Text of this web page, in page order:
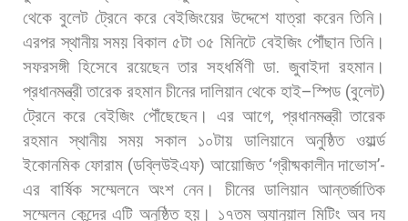
থেকে বুলেট ট্রেনে করে বেইজিংয়ের উদ্দেশে যাত্রা করেন তিনি।
এরপর স্থানীয় সময় বিকাল ৫টা ৩৫ মিনিটে বেইজিং পৌঁছান তিনি।
সফরসঙ্গী হিসেবে রয়েছেন তার সহধর্মিণী ডা. জুবাইদা রহমান।
প্রধানমন্ত্রী তারেক রহমান চীনের দালিয়ান থেকে হাই–স্পিড (বুলেট)
ট্রেনে করে বেইজিং পৌঁছেছেন। এর আগে, প্রধানমন্ত্রী তারেক
রহমান
স্থানীয় সময় সকাল ১০টায় ডালিয়ানে অনুষ্ঠিত
ওয়ার্ল্ড
ইকোনমিক ফোরাম (ডব্লিউইএফ) আয়োজিত‘গ্রীষ্মকালীন দাভোস’-
এর বার্ষিক সম্মেলনে অংশ নেন। চীনের ডালিয়ান আন্তর্জাতিক
সম্মেলন কেন্দ্রে এটি অনুষ্ঠিত হয়। ১৭তম অ্যানুয়াল মিটিং অব দ্য